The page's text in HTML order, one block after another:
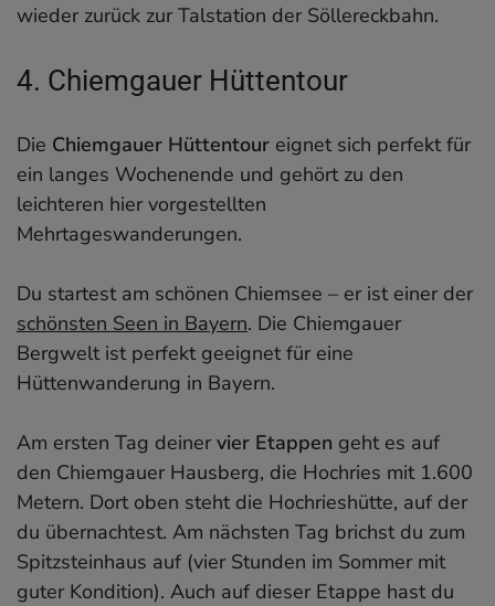
wieder zurück zur Talstation der Söllereckbahn.
4. Chiemgauer Hüttentour
Die Chiemgauer Hüttentour eignet sich perfekt für
ein langes Wochenende und gehört zu den
leichteren hier vorgestellten
Mehrtageswanderungen.
Du startest am schönen Chiemsee – er ist einer der
schönsten Seen in Bayern. Die Chiemgauer
Bergwelt ist perfekt geeignet für eine
Hüttenwanderung in Bayern.
Am ersten Tag deinervier Etappen geht es auf
den Chiemgauer Hausberg, die Hochries mit 1.600
Metern. Dort oben steht die Hochrieshütte, auf der
du übernachtest. Am nächsten Tag brichst du zum
Spitzsteinhaus auf (vier Stunden im Sommer mit
guter Kondition). Auch auf dieser Etappe hast du